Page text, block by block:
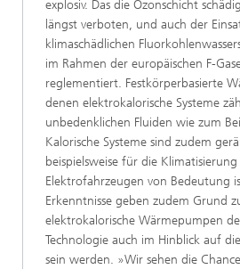
explosiv. Das die Ozonschicht
längst verboten, und auch der
klimaschädlichen
im Rahmen der europäischen F-
reglementiert. Festkörperbasierte
denen elektrokalorische Systeme
unbedenklichen Fluiden wie zum
Kalorische Systeme sind zudem
beispielsweise für die Klimatisierung
Elektrofahrzeugen von Bedeutung
Erkenntnisse geben zudem Grund
elektrokalorische Wärmepumpen
Technologie auch im Hinblick auf
sein werden. »Wir sehen die